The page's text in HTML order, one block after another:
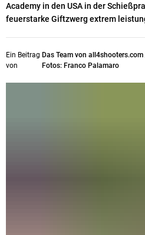
Academy in den USA in der
feuerstarke Giftzwerg extrem
Ein Beitrag
von
Das Team von
Fotos: Franco Palamaro